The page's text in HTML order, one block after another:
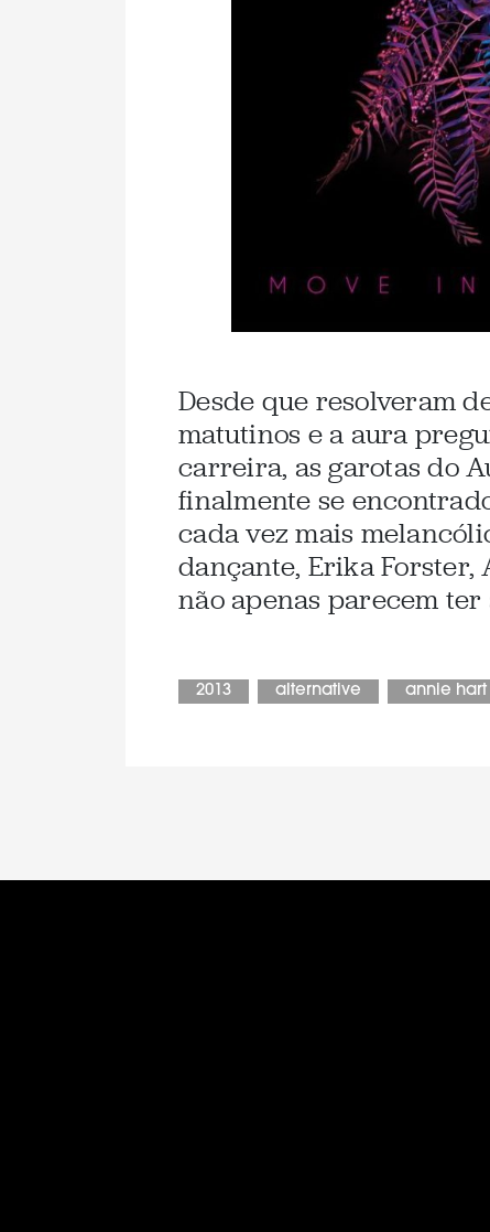
Desde que resolveram
matutinos e a aura
carreira, as garotas do
finalmente se
cada vez mais
dançante, Erika Forster,
não apenas parecem
2013 alternative annie hart